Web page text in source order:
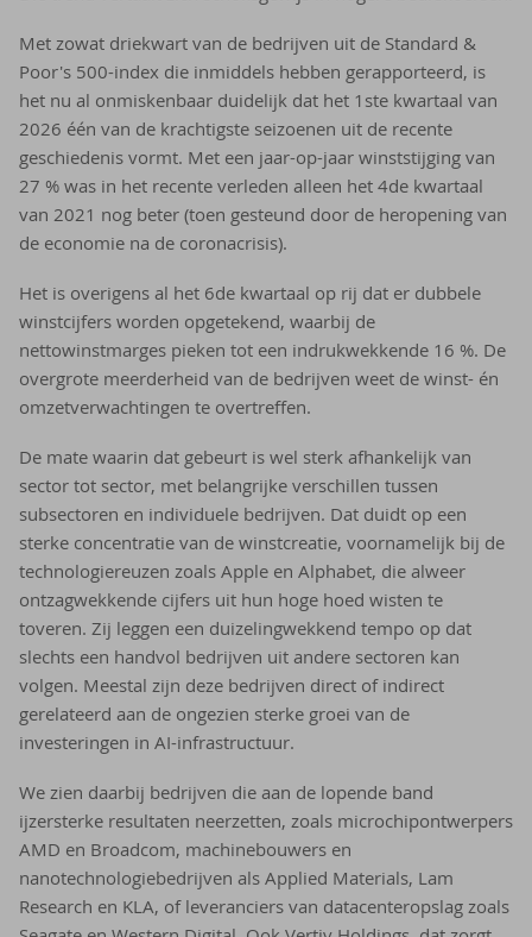
Met zowat driekwart van de bedrijven uit de Standard &
Poor's 500-index die inmiddels hebben gerapporteerd, is
het nu al onmiskenbaar duidelijk dat het 1ste kwartaal van
2026 één van de krachtigste seizoenen uit de recente
geschiedenis vormt. Met een jaar-op-jaar winststijging van
27 % was in het recente verleden alleen het 4de kwartaal
van 2021 nog beter (toen gesteund door de heropening van
de economie na de coronacrisis).
Het is overigens al het 6de kwartaal op rij dat er dubbele
winstcijfers worden opgetekend, waarbij de
nettowinstmarges pieken tot een indrukwekkende 16 %. De
overgrote meerderheid van de bedrijven weet de winst- én
omzetverwachtingen te overtreffen.
De mate waarin dat gebeurt is wel sterk afhankelijk van
sector tot sector, met belangrijke verschillen tussen
subsectoren en individuele bedrijven. Dat duidt op een
sterke concentratie van de winstcreatie, voornamelijk bij de
technologiereuzen zoals Apple en Alphabet, die alweer
ontzagwekkende cijfers uit hun hoge hoed wisten te
toveren. Zij leggen een duizelingwekkend tempo op dat
slechts een handvol bedrijven uit andere sectoren kan
volgen. Meestal zijn deze bedrijven direct of indirect
gerelateerd aan de ongezien sterke groei van de
investeringen in AI-infrastructuur.
We zien daarbij bedrijven die aan de lopende band
ijzersterke resultaten neerzetten, zoals microchipontwerpers
AMD en Broadcom, machinebouwers en
nanotechnologiebedrijven als Applied Materials, Lam
Research en KLA, of leveranciers van datacenteropslag zoals